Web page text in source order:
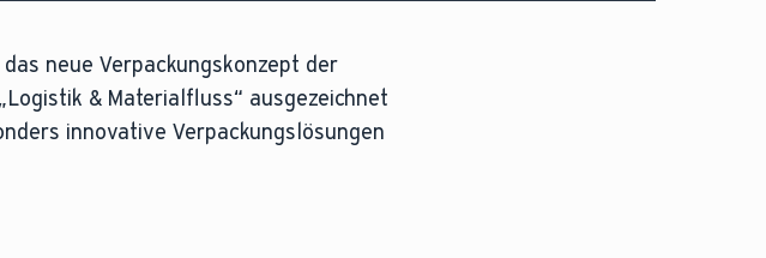
neue Verpackungskonzept der
& Materialfluss“ ausgezeichnet
innovative Verpackungslösungen